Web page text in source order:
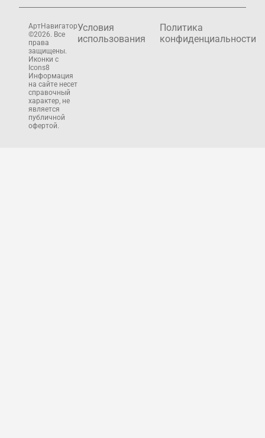
АртНавигатор
©2026. Все
права
защищены.
Иконки с
Icons8
Информация
на сайте несет
справочный
характер, не
является
публичной
офертой.
Условия
использования
Политика
конфиденциальности